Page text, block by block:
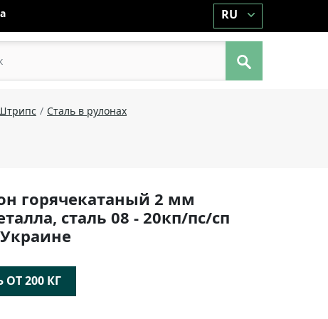
RU
Сталь в рулонах
горячекатаный 2 мм
сталь 08 - 20кп/пс/сп
ОТ 200 КГ